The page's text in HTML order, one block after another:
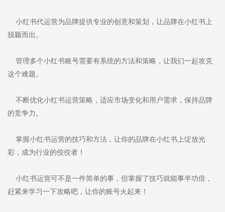
小红书代运营为品牌提供专业的创意和策划，让品牌在小红书上
脱颖而出。
管理多个小红书账号需要有系统的方法和策略，让我们一起攻克
这个难题。
不断优化小红书运营策略，适应市场变化和用户需求，保持品牌
的竞争力。
掌握小红书运营的技巧和方法，让你的品牌在小红书上绽放光
彩，成为行业的佼佼者！
小红书运营可不是一件简单的事，但掌握了技巧就能事半功倍，
赶紧来学习一下攻略吧，让你的账号火起来！